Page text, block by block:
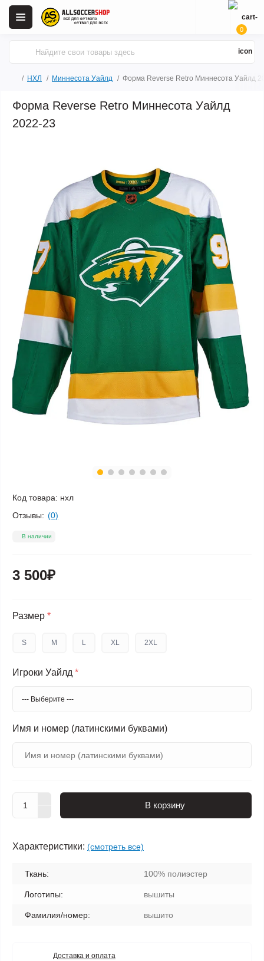
0
НХЛ Миннесота Уайлд Форма Reverse Retro Миннесота Уайлд
Форма Reverse Retro Миннесота Уайлд
2022-23
Код товара: нхл
Отзывы: (0)
В наличии
3 500₽
Размер *
S M L XL 2XL
Игроки Уайлд *
Имя и номер (латинскими буквами)
В корзину
Характеристики: (смотреть все)
Ткань: 100% полиэстер
Логотипы: вышиты
Фамилия/номер: вышито
Доставка и оплата